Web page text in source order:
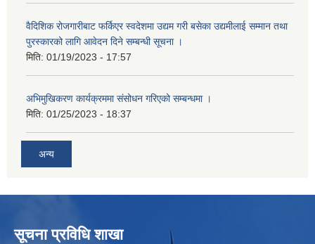
वैदिशिक रोजगारीबाट फर्किएर स्वदेशमा उद्यम गरी बसेका उद्यमीलाई सम्मान तथा
पुरस्कारको लागि आवेदन दिने सम्बन्धी सूचना ।
मिति: 01/19/2023 - 17:57
अभिमुखिकरण कार्यक्रममा संसोधन गरिएको सम्बन्धमा ।
मिति: 01/25/2023 - 18:37
अन्य
सूचना प्रविधि शाखा